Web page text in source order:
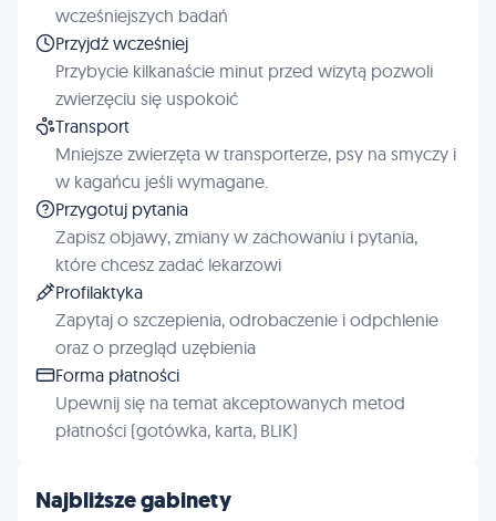
Najbliższe gabinety
wcześniejszych badań
Przyjdź wcześniej
Przybycie kilkanaście minut przed wizytą pozwoli
zwierzęciu się uspokoić
Transport
Mniejsze zwierzęta w transporterze, psy na smyczy i
w kagańcu jeśli wymagane.
Przygotuj pytania
Zapisz objawy, zmiany w zachowaniu i pytania,
które chcesz zadać lekarzowi
Profilaktyka
Zapytaj o szczepienia, odrobaczenie i odpchlenie
oraz o przegląd uzębienia
Forma płatności
Upewnij się na temat akceptowanych metod
płatności (gotówka, karta, BLIK)